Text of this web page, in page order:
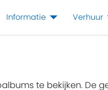
Informatie Verhuur
te bekijken. De